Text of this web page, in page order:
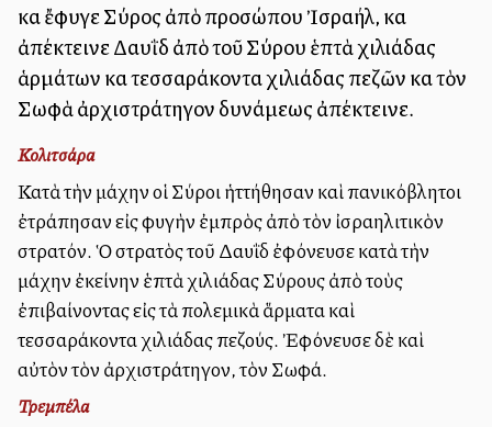
καὶ ἔφυγε Σύρος ἀπὸ προσώπου Ἰσραήλ, καὶ
ἀπέκτεινε Δαυῒδ ἀπὸ τοῦ Σύρου ἑπτὰ χιλιάδας
ἁρμάτων καὶ τεσσαράκοντα χιλιάδας πεζῶν καὶ τὸν
Σωφὰ ἀρχιστράτηγον δυνάμεως ἀπέκτεινε.
Κολιτσάρα
Κατὰ τὴν μάχην οἱ Σύροι ἡττήθησαν καὶ πανικόβλητοι
ἐτράπησαν εἰς φυγὴν ἐμπρὸς ἀπὸ τὸν ἰσραηλιτικὸν
στρατόν. Ὁ στρατὸς τοῦ Δαυῒδ ἐφόνευσε κατὰ τὴν
μάχην ἐκείνην ἑπτὰ χιλιάδας Σύρους ἀπὸ τοὺς
ἐπιβαίνοντας εἰς τὰ πολεμικὰ ἅρματα καὶ
τεσσαράκοντα χιλιάδας πεζούς. Ἐφόνευσε δὲ καὶ
αὐτὸν τὸν ἀρχιστράτηγον, τὸν Σωφά.
Τρεμπέλα